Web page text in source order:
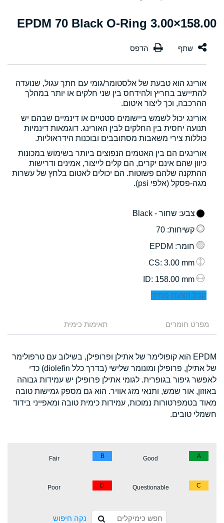
158.00×3.00 EPDM 70 Black O-Ring
אורינג הוא טבעת של אלסטומר/גומי עם חתך עגול, שנועדה
להתיישב בחריץ ולהידחס בין שני חלקים או יותר במהלך
ההרכבה, וכך ליצור איטום.
אורינג יכול לשמש ביישומים סטטיים או דינמיים שבהם יש
תנועה יחסית בין החלקים לבין האורינג. דוגמאות דינמיות
כוללות צירי משאבות מסתובבים ובוכנות הידראוליות.
אורינגים הם בין האטמים הנפוצים ביותר בשימוש במכונות
כיוון שהם אינם יקרים, הם קלים לייצור, אמינים ודרישות
ההתקנה שלהם פשוטות. הם יכולים לאטום בלחץ של עשרות
מגה-פסקל (אלפי psi).
צבע: שחור - Black
קשיחות: 70
חומר: EPDM
: 3.00 mm
: 158.00 mm
קבל הצעת מחיר
מפרט חומרים תאימות כימית
EPDM הוא קופולימר של אתילן ופרופילן, בשילוב עם טרפולימר
של אתילן, פרופילן ומונומר שלישי (בדרך כלל diolefin) כדי
לאפשר גיפור בגופרית. לגומי אתילן פרופילן יש עמידות גבוהה
באוזון, אור שמש, ותנאי מזג אוויר. הוא גם מספק גמישות טובה
מאוד בטמפרטורות נמוכות, עמידות כימית טובה ומאפייני בידוד
חשמלי טובים.
A
Good
B
Fair
C
Questionable
D
Poor
נקה חיפוש